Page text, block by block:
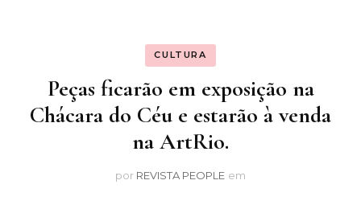
CULTURA
Peças ficarão em exposição na
Chácara do Céu e estarão à venda
na ArtRio.
por REVISTA PEOPLE em